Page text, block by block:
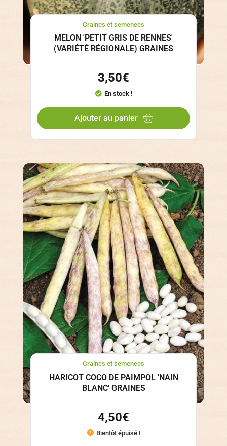
Graines et semences
MELON 'PETIT GRIS DE RENNES'
(VARIÉTÉ RÉGIONALE) GRAINES
3,50€
En stock !
Ajouter au panier
Graines et semences
HARICOT COCO DE PAIMPOL 'NAIN
BLANC' GRAINES
4,50€
Bientôt épuisé !